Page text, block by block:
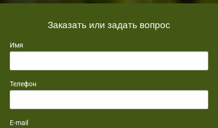
Заказать или задать вопрос
Имя
Телефон
E-mail